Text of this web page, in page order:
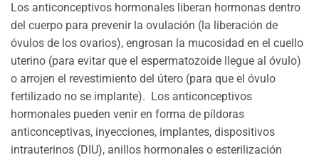
Los anticonceptivos hormonales liberan hormonas dentro
del cuerpo para prevenir la ovulación (la liberación de
óvulos de los ovarios), engrosan la mucosidad en el cuello
uterino (para evitar que el espermatozoide llegue al óvulo)
o arrojen el revestimiento del útero (para que el óvulo
fertilizado no se implante). Los anticonceptivos
hormonales pueden venir en forma de píldoras
anticonceptivas, inyecciones, implantes, dispositivos
intrauterinos (DIU), anillos hormonales o esterilización